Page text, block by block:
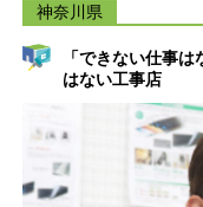
神奈川県
「できない仕事
はない工事店